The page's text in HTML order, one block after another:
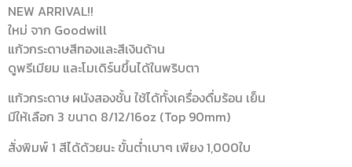
NEW ARRIVAL!!
ใหม่ จาก Goodwill
แก้วกระดาษสีทองและสีเงินด้าน
ดูพรีเมียม และโมเดิร์นขึ้นได้ในพริบตา
แก้วกระดาษ ผนังสองชั้น ใช้ได้ทั้งเครื่องดื่มร้อน เย็น
มีให้เลือก 3 ขนาด 8/12/16oz (Top 90mm)
สั่งพิมพ์ 1 สีได้ด้วยนะ ขั้นต่ำเบาๆ เพียง 1,000ใบ